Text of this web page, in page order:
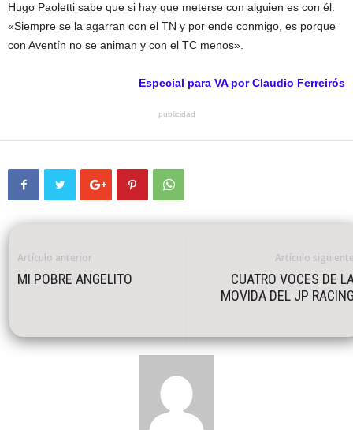
Hugo Paoletti sabe que si hay que meterse con alguien es con él.
«Siempre se la agarran con el TN y por ende conmigo, es porque
con Aventín no se animan y con el TC menos».
Especial para VApor Claudio Ferreirós
publicidad
Artículo anterior
MI POBRE ANGELITO
Artículo
CUATRO VOCES DE
MOVIDA DEL JP